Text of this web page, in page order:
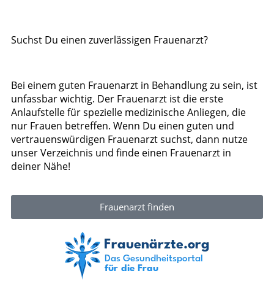
Suchst Du einen zuverlässigen Frauenarzt?
Bei einem guten Frauenarzt in Behandlung zu sein, ist
unfassbar wichtig. Der Frauenarzt ist die erste
Anlaufstelle für spezielle medizinische Anliegen, die
nur Frauen betreffen. Wenn Du einen guten und
vertrauenswürdigen Frauenarzt suchst, dann nutze
unser Verzeichnis und finde einen Frauenarzt in
deiner Nähe!
Frauenarzt finden